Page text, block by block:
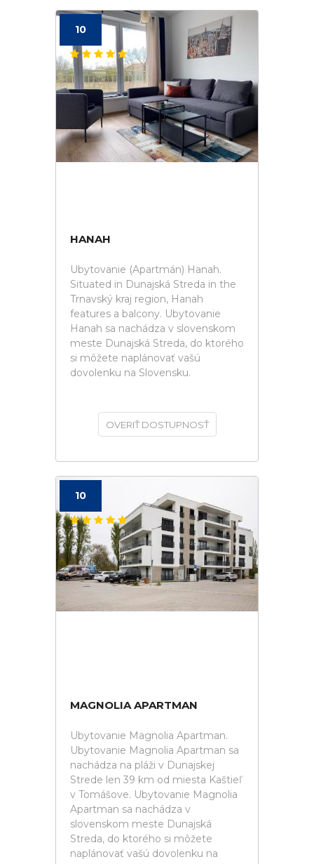
10
HANAH
Ubytovanie (Apartmán) Hanah.
Situated in Dunajská Streda in the
Trnavský kraj region, Hanah
features a balcony. Ubytovanie
Hanah sa nachádza v slovenskom
meste Dunajská Streda, do ktorého
si môžete naplánovať vašú
dovolenku na Slovensku.
OVERIŤ DOSTUPNOSŤ
10
MAGNOLIA APARTMAN
Ubytovanie Magnolia Apartman.
Ubytovanie Magnolia Apartman sa
nachádza na pláži v Dunajskej
Strede len 39 km od miesta Kaštieľ
v Tomášove. Ubytovanie Magnolia
Apartman sa nachádza v
slovenskom meste Dunajská
Streda, do ktorého si môžete
naplánovať vašú dovolenku na